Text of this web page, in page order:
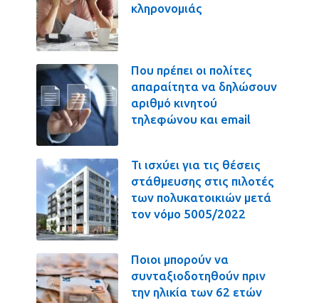
κληρονομιάς
Που πρέπει οι πολίτες
απαραίτητα να δηλώσουν
αριθμό κινητού
τηλεφώνου και email
Τι ισχύει για τις θέσεις
στάθμευσης στις πιλοτές
των πολυκατοικιών μετά
τον νόμο 5005/2022
Ποιοι μπορούν να
συνταξιοδοτηθούν πριν
την ηλικία των 62 ετών